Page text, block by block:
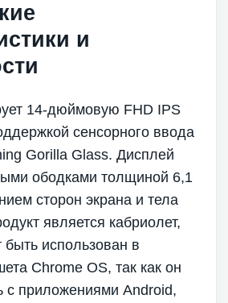
и
14-дюймовую FHD IPS
сенсорного ввода
Gorilla Glass. Дисплей
ободками толщиной 6,1
сторон экрана и тела
является кабриолет,
использован в
Chrome OS, так как он
с приложениями Android,